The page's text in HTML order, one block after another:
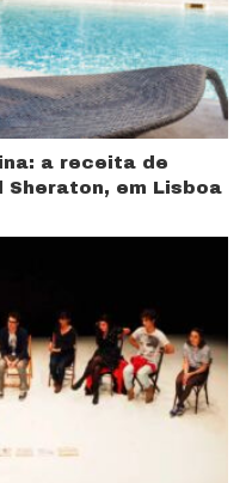
a receita de
em Lisboa